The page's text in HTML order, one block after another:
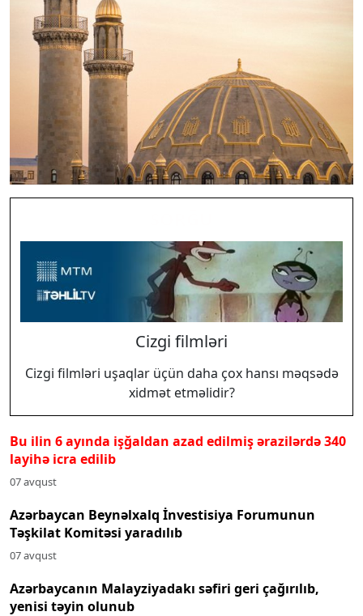
Cizgi filmləri
Cizgi filmləri uşaqlar üçün daha çox hansı məqsədə
xidmət etməlidir?
Bu ilin 6 ayında işğaldan azad edilmiş ərazilərdə 340
layihə icra edilib
07 avqust
Azərbaycan Beynəlxalq İnvestisiya Forumunun
Təşkilat Komitəsi yaradılıb
07 avqust
Azərbaycanın Malayziyadakı səfiri geri çağırılıb,
yenisi təyin olunub